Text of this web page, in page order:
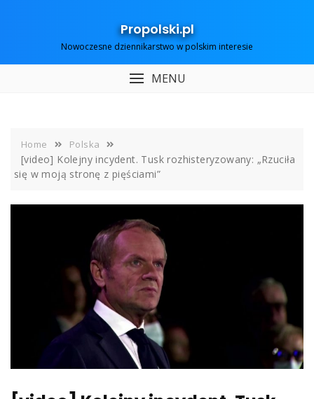
Propolski.pl
Nowoczesne dziennikarstwo w polskim interesie
MENU
Home Polska
[video] Kolejny incydent. Tusk rozhisteryzowany: „Rzuciła
się w moją stronę z pięściami”